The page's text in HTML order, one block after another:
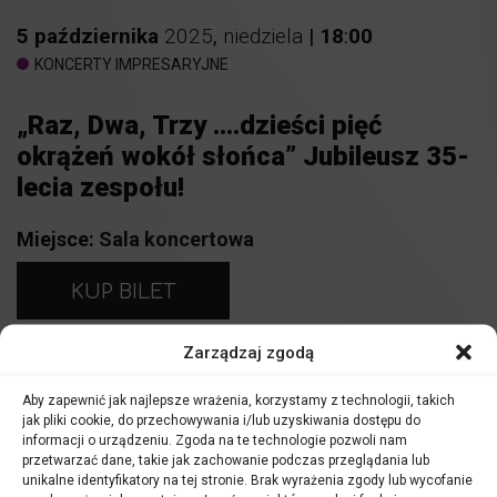
Zarządzaj zgodą
Aby zapewnić jak najlepsze wrażenia, korzystamy z technologii, takich
jak pliki cookie, do przechowywania i/lub uzyskiwania dostępu do
informacji o urządzeniu. Zgoda na te technologie pozwoli nam
przetwarzać dane, takie jak zachowanie podczas przeglądania lub
unikalne identyfikatory na tej stronie. Brak wyrażenia zgody lub wycofanie
5 października 2025, niedziela | 18:00
KONCERTY IMPRESARYJNE
„Raz, Dwa, Trzy ….dzieści pięć
okrążeń wokół słońca” Jubileusz 35-
lecia zespołu!
Miejsce: Sala koncertowa
KUP BILET
Adam Nowak– śpiew, gitara
Jacek Olejarz– perkusja
Grzegorz Szwałek– akordeon, keyboard